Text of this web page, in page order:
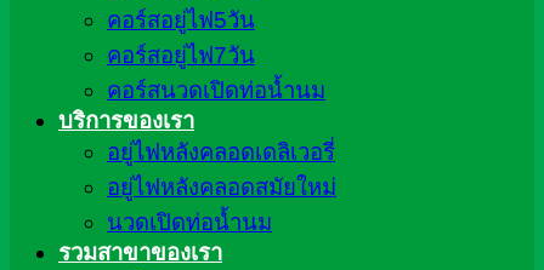
คอร์สอยู่ไฟ5วัน
คอร์สอยู่ไฟ7วัน
คอร์สนวดเปิดท่อน้ำนม
บริการของเรา
อยู่ไฟหลังคลอดเดลิเวอรี่
อยู่ไฟหลังคลอดสมัยใหม่
นวดเปิดท่อน้ำนม
รวมสาขาของเรา